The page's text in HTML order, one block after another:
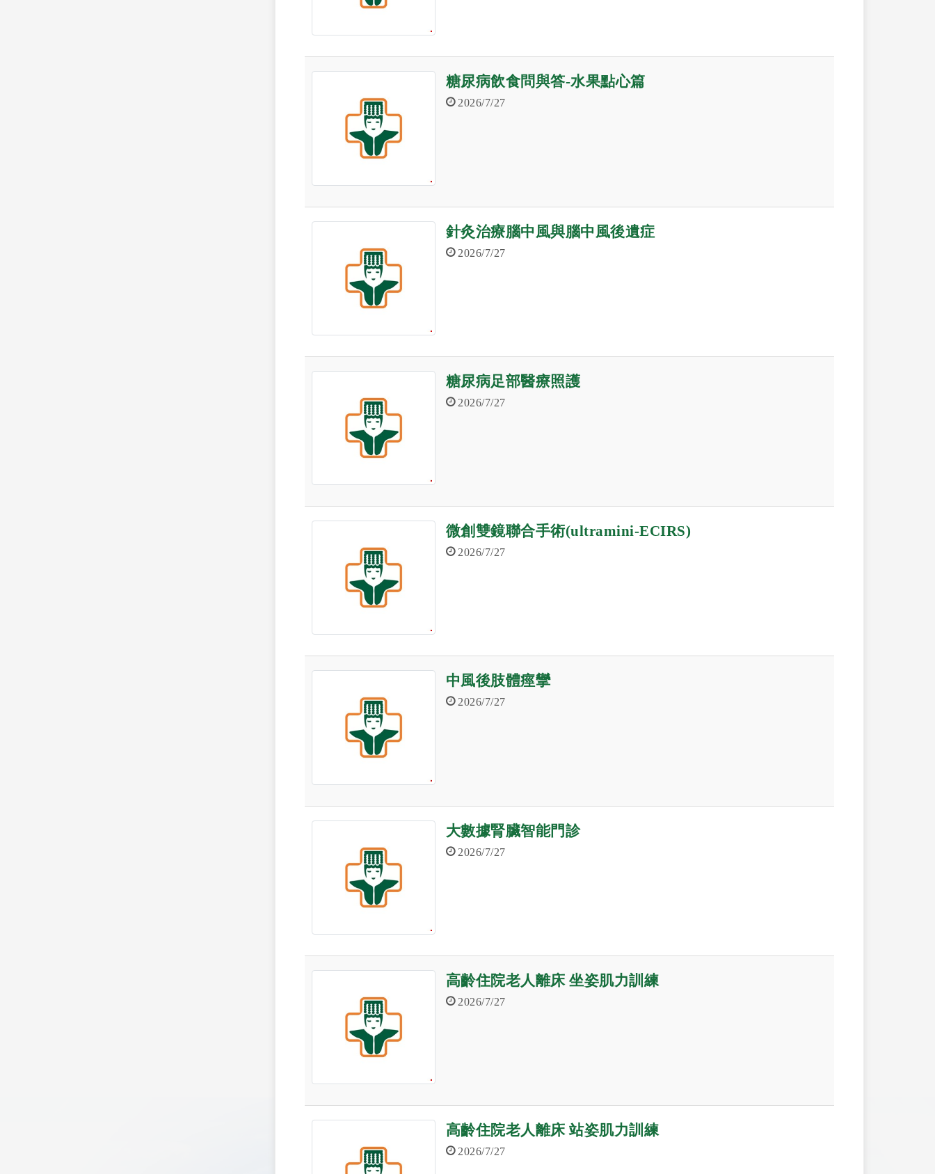
糖尿病飲食問與答-水果點心篇
2026/7/27
針灸治療腦中風與腦中風後遺症
2026/7/27
糖尿病足部醫療照護
2026/7/27
微創雙鏡聯合手術(ultramini-ECIRS)
2026/7/27
中風後肢體痙攣
2026/7/27
大數據腎臟智能門診
2026/7/27
高齡住院老人離床 坐姿肌力訓練
2026/7/27
高齡住院老人離床 站姿肌力訓練
2026/7/27